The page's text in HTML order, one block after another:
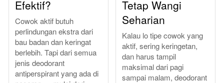
Efektif?
Cowok aktif butuh
perlindungan ekstra dari
bau badan dan keringat
berlebih. Tapi dari semua
jenis deodorant
antiperspirant yang ada di
Tetap Wangi
Seharian
Kalau lo tipe cowok yang
aktif, sering keringetan,
dan harus tampil
maksimal dari pagi
sampai malam, deodorant